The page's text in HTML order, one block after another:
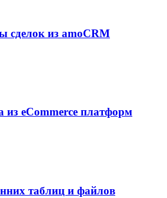
сделок из amoCRM
eCommerce платформ
таблиц и файлов